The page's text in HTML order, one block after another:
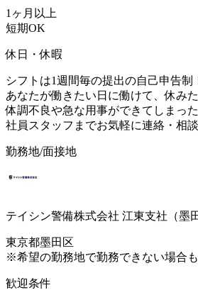
1ヶ月以上
短期OK
休日・休暇
シフトは1週間毎の提出の自己申告制
あなたが働きたい日に働けて、休み
体調不良や急な用事ができてしまった
社員スタッフまでお気軽に連絡・相
勤務地/面接地
テイシン警備株式会社 江東支社（墨
東京都墨田区
※希望の勤務地で勤務できない場合
歓迎条件